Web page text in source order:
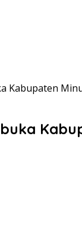
Kabupaten